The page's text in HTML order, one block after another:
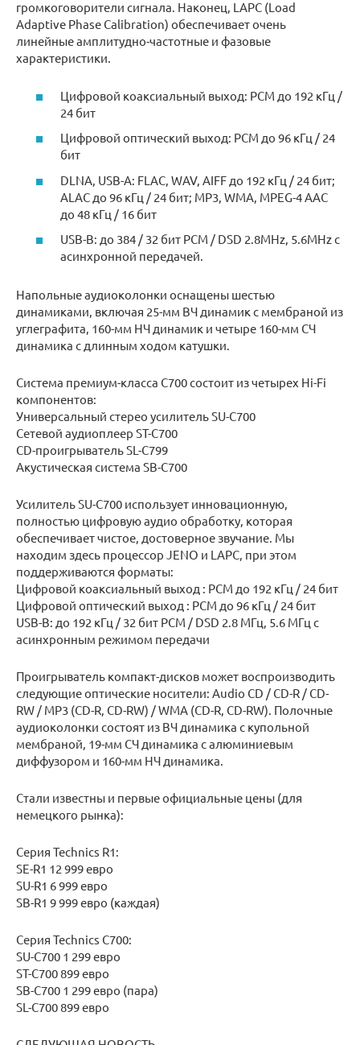
громкоговорители сигнала. Наконец, LAPC (Load
Adaptive Phase Calibration) обеспечивает очень
линейные амплитудно-частотные и фазовые
характеристики.
Цифровой коаксиальный выход: PCM до 192 кГц /
24 бит
Цифровой оптический выход: PCM до 96 кГц / 24
бит
DLNA, USB-A: FLAC, WAV, AIFF до 192 кГц / 24 бит;
ALAC до 96 кГц / 24 бит; MP3, WMA, MPEG-4 AAC
до 48 кГц / 16 бит
USB-B: до 384 / 32 бит PCM / DSD 2.8MHz, 5.6MHz с
асинхронной передачей.
Напольные аудиоколонки оснащены шестью
динамиками, включая 25-мм ВЧ динамик с мембраной из
углеграфита, 160-мм НЧ динамик и четыре 160-мм СЧ
динамика с длинным ходом катушки.
Система премиум-класса C700 состоит из четырех Hi-Fi
компонентов:
Универсальный стерео усилитель SU-C700
Сетевой аудиоплеер ST-C700
CD-проигрыватель SL-C799
Акустическая система SB-C700
Усилитель SU-C700 использует инновационную,
полностью цифровую аудио обработку, которая
обеспечивает чистое, достоверное звучание. Мы
находим здесь процессор JENO и LAPC, при этом
поддерживаются форматы:
Цифровой коаксиальный выход : PCM до 192 кГц / 24 бит
Цифровой оптический выход : PCM до 96 кГц / 24 бит
USB-B: до 192 кГц / 32 бит PCM / DSD 2.8 МГц, 5.6 МГц с
асинхронным режимом передачи
Проигрыватель компакт-дисков может воспроизводить
следующие оптические носители: Audio CD / CD-R / CD-
RW / MP3 (CD-R, CD-RW) / WMA (CD-R, CD-RW). Полочные
аудиоколонки состоят из ВЧ динамика с купольной
мембраной, 19-мм СЧ динамика с алюминиевым
диффузором и 160-мм НЧ динамика.
Стали известны и первые официальные цены (для
немецкого рынка):
Серия Technics R1:
SE-R1 12 999 евро
SU-R1 6 999 евро
SB-R1 9 999 евро (каждая)
Серия Technics C700:
SU-C700 1 299 евро
ST-C700 899 евро
SB-C700 1 299 евро (пара)
SL-C700 899 евро